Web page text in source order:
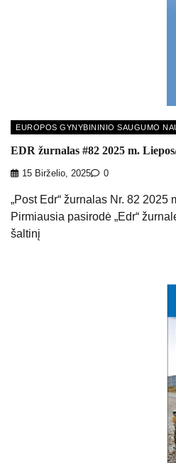
EUROPOS GYNYBININIO SAUGUMO
EDR žurnalas #82 2025 m.
15 Birželio, 2025 0
„Post Edr“ žurnalas Nr. 82 2025
Pirmiausia pasirodė „Edr“
šaltinį